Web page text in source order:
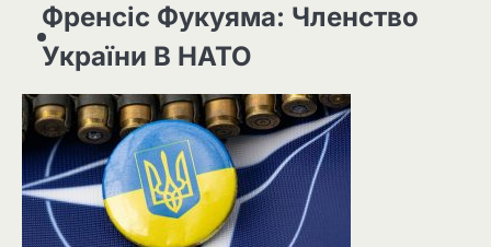
Френсіс Фукуяма: Членство
України В НАТО